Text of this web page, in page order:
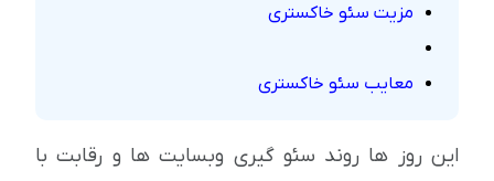
مزیت سئو خاکستری
معایب سئو خاکستری
این روز ها روند سئو گیری وبسایت ها و رقابت با